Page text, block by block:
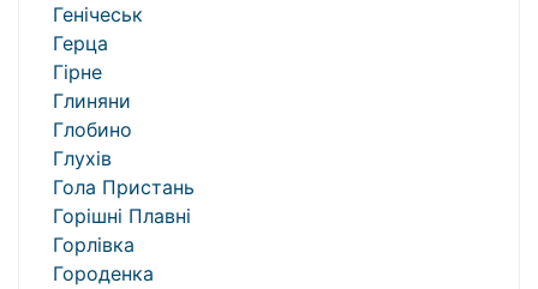
Генічеськ
Герца
Гірне
Глиняни
Глобино
Глухів
Гола Пристань
Горішні Плавні
Горлівка
Городенка